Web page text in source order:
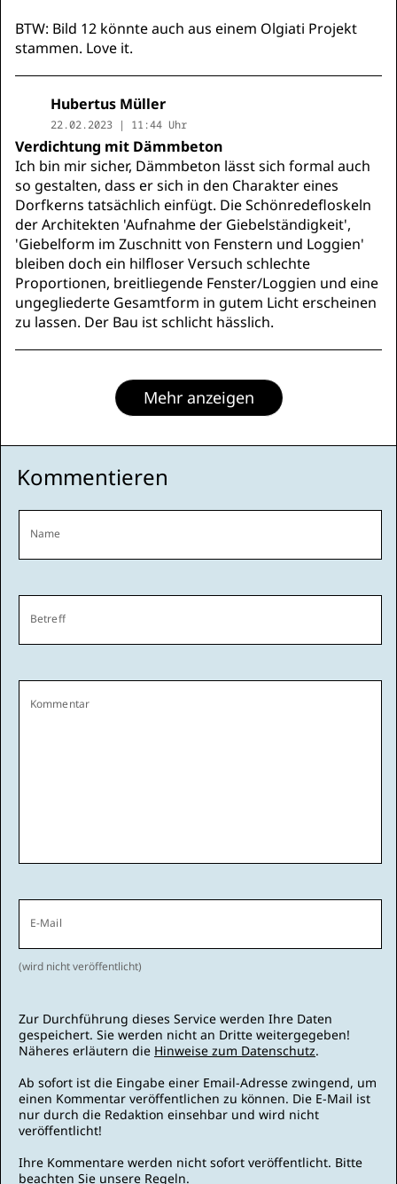
BTW: Bild 12 könnte auch aus einem Olgiati Projekt
stammen. Love it.
Hubertus Müller
22.02.2023 | 11:44 Uhr
Verdichtung mit Dämmbeton
Ich bin mir sicher, Dämmbeton lässt sich formal auch
so gestalten, dass er sich in den Charakter eines
Dorfkerns tatsächlich einfügt. Die Schönredefloskeln
der Architekten 'Aufnahme der Giebelständigkeit',
'Giebelform im Zuschnitt von Fenstern und Loggien'
bleiben doch ein hilfloser Versuch schlechte
Proportionen, breitliegende Fenster/Loggien und eine
ungegliederte Gesamtform in gutem Licht erscheinen
zu lassen. Der Bau ist schlicht hässlich.
Mehr anzeigen
Kommentieren
Name
Betreff
Kommentar
E-Mail
(wird nicht veröffentlicht)
Zur Durchführung dieses Service werden Ihre Daten
gespeichert. Sie werden nicht an Dritte weitergegeben!
Näheres erläutern die Hinweise zum Datenschutz.
Ab sofort ist die Eingabe einer Email-Adresse zwingend, um
einen Kommentar veröffentlichen zu können. Die E-Mail ist
nur durch die Redaktion einsehbar und wird nicht
veröffentlicht!
Ihre Kommentare werden nicht sofort veröffentlicht. Bitte
beachten Sie unsere Regeln.